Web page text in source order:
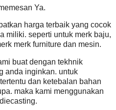
Ya.
harga terbaik yang cocok
miliki. seperti untuk merk baju,
merk furniture dan mesin.
buat dengan tekhnik
anda inginkan. untuk
dan ketebalan bahan
maka kami menggunakan